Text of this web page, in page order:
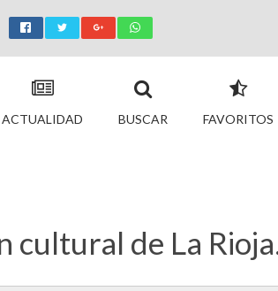
ACTUALIDAD BUSCAR FAVORITOS
cultural de La